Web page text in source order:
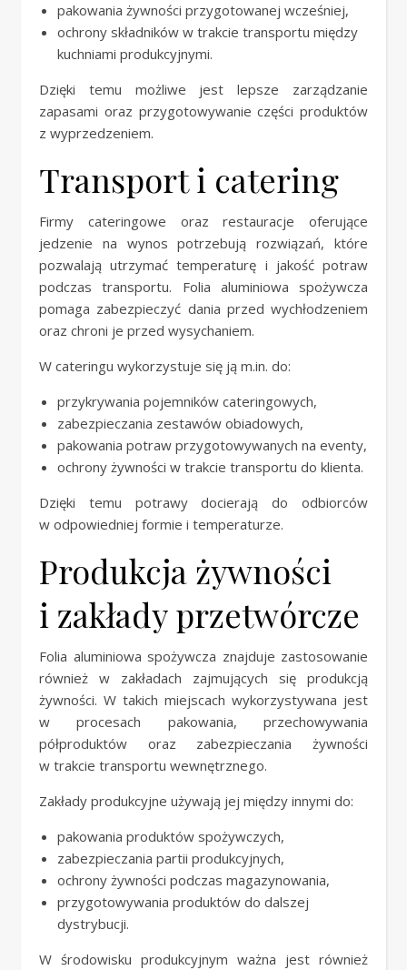
pakowania żywności przygotowanej wcześniej,
ochrony składników w trakcie transportu między
kuchniami produkcyjnymi.
Dzięki temu możliwe jest lepsze zarządzanie
zapasami oraz przygotowywanie części produktów
z wyprzedzeniem.
Transport i catering
Firmy cateringowe oraz restauracje oferujące
jedzenie na wynos potrzebują rozwiązań, które
pozwalają utrzymać temperaturę i jakość potraw
podczas transportu. Folia aluminiowa spożywcza
pomaga zabezpieczyć dania przed wychłodzeniem
oraz chroni je przed wysychaniem.
W cateringu wykorzystuje się ją m.in. do:
przykrywania pojemników cateringowych,
zabezpieczania zestawów obiadowych,
pakowania potraw przygotowywanych na eventy,
ochrony żywności w trakcie transportu do klienta.
Dzięki temu potrawy docierają do odbiorców
w odpowiedniej formie i temperaturze.
Produkcja żywności
i zakłady przetwórcze
Folia aluminiowa spożywcza znajduje zastosowanie
również w zakładach zajmujących się produkcją
żywności. W takich miejscach wykorzystywana jest
w procesach pakowania, przechowywania
półproduktów oraz zabezpieczania żywności
w trakcie transportu wewnętrznego.
Zakłady produkcyjne używają jej między innymi do:
pakowania produktów spożywczych,
zabezpieczania partii produkcyjnych,
ochrony żywności podczas magazynowania,
przygotowywania produktów do dalszej
dystrybucji.
W środowisku produkcyjnym ważna jest również